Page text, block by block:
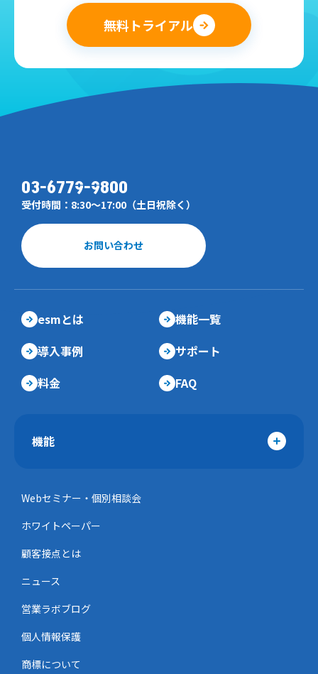
無料トライアル
お問い合わせ
03-6779-9800
受付時間：8:30～17:00（土日祝除く）
esmとは
機能一覧
導入事例
サポート
料金
FAQ
機能
Webセミナー・個別相談会
ホワイトペーパー
顧客接点とは
ニュース
営業ラボブログ
個人情報保護
商標について